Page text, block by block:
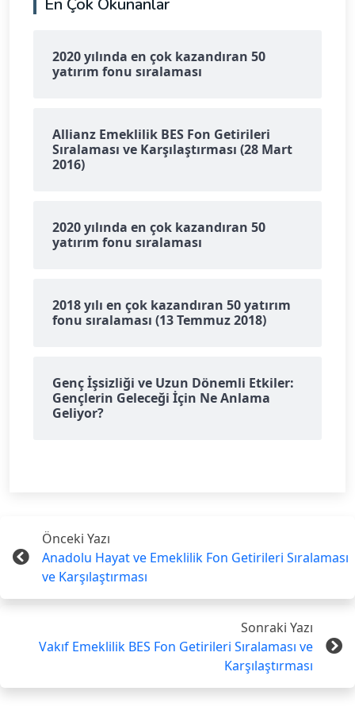
2020 yılında en çok kazandıran 50
yatırım fonu sıralaması
Allianz Emeklilik BES Fon Getirileri
Sıralaması ve Karşılaştırması (28 Mart
2016)
2020 yılında en çok kazandıran 50
yatırım fonu sıralaması
2018 yılı en çok kazandıran 50 yatırım
fonu sıralaması (13 Temmuz 2018)
Genç İşsizliği ve Uzun Dönemli Etkiler:
Gençlerin Geleceği İçin Ne Anlama
Geliyor?
Önceki Yazı
Anadolu Hayat ve Emeklilik Fon Getirileri Sıralaması
ve Karşılaştırması
Sonraki Yazı
Vakıf Emeklilik BES Fon Getirileri Sıralaması ve
Karşılaştırması